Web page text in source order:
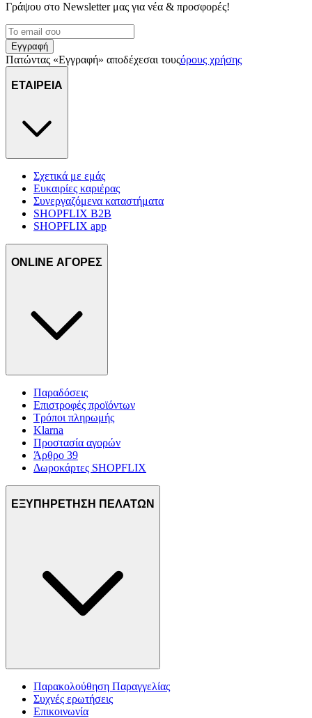
Γράψου στο Νewsletter μας για νέα & προσφορές!
Εγγραφή
Πατώντας «Εγγραφή» αποδέχεσαι τουςόρους χρήσης
ΕΤΑΙΡΕΙΑ
Σχετικά με εμάς
Ευκαιρίες καριέρας
Συνεργαζόμενα καταστήματα
SHOPFLIX B2B
SHOPFLIX app
ONLINE ΑΓΟΡΕΣ
Παραδόσεις
Επιστροφές προϊόντων
Τρόποι πληρωμής
Klarna
Προστασία αγορών
Άρθρο 39
Δωροκάρτες SHOPFLIX
ΕΞΥΠΗΡΕΤΗΣΗ ΠΕΛΑΤΩΝ
Παρακολούθηση Παραγγελίας
Συχνές ερωτήσεις
Επικοινωνία